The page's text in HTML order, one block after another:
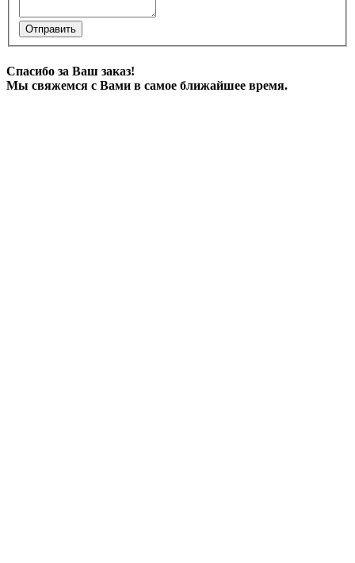
Отправить
Спасибо за Ваш заказ!
Мы свяжемся с Вами в самое ближайшее время.